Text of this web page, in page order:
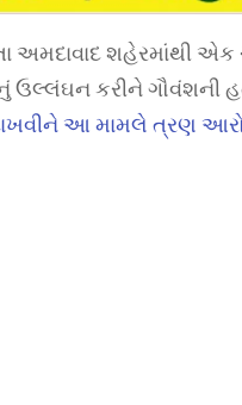
અમદાવાદ શહેરમાંથી એક
કરીને ગૌવંશની
આ મામલે ત્રણ